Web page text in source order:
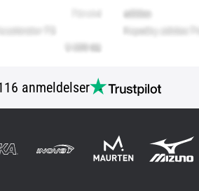
anmeldelser